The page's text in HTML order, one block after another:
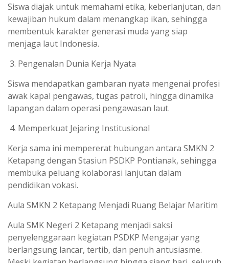
Siswa diajak untuk memahami etika, keberlanjutan, dan
kewajiban hukum dalam menangkap ikan, sehingga
membentuk karakter generasi muda yang siap
menjaga laut Indonesia.
Pengenalan Dunia Kerja Nyata
Siswa mendapatkan gambaran nyata mengenai profesi
awak kapal pengawas, tugas patroli, hingga dinamika
lapangan dalam operasi pengawasan laut.
Memperkuat Jejaring Institusional
Kerja sama ini mempererat hubungan antara SMKN 2
Ketapang dengan Stasiun PSDKP Pontianak, sehingga
membuka peluang kolaborasi lanjutan dalam
pendidikan vokasi.
Aula SMKN 2 Ketapang Menjadi Ruang Belajar Maritim
Aula SMK Negeri 2 Ketapang menjadi saksi
penyelenggaraan kegiatan PSDKP Mengajar yang
berlangsung lancar, tertib, dan penuh antusiasme.